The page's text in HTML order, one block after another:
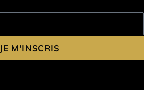
JE M'INSCRIS